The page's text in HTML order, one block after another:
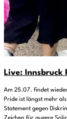
Live: Innsbruck
Am 25.07. findet
Pride ist längst mehr
Statement gegen